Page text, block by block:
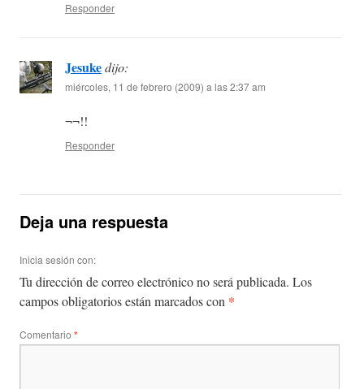
Responder
Jesukedijo:
miércoles, 11 de febrero (2009) a las 2:37 am
¬¬!!
Responder
Deja una respuesta
Inicia sesión con:
Tu dirección de correo electrónico no será publicada. Los
campos obligatorios están marcados con *
Comentario *